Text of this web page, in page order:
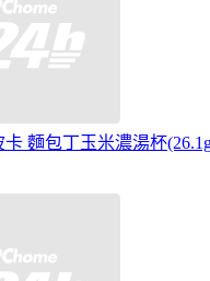
卡 麵包丁玉米濃湯杯